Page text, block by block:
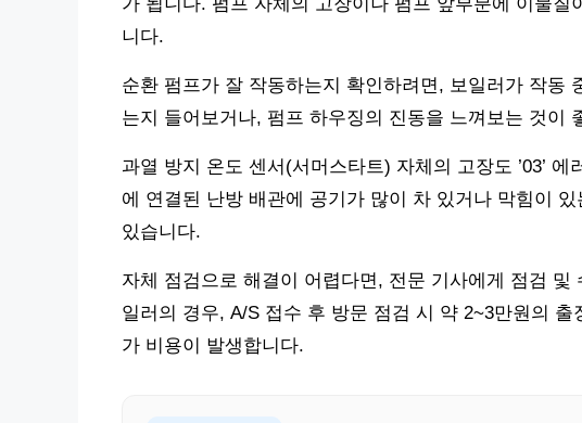
니다.
순환 펌프가 잘 작동하는지 확인하려면, 보일러가 작동
는지 들어보거나, 펌프 하우징의 진동을 느껴보는 것이
과열 방지 온도 센서(서머스타트) 자체의 고장도 ’03’
에 연결된 난방 배관에 공기가 많이 차 있거나 막힘이
있습니다.
자체 점검으로 해결이 어렵다면, 전문 기사에게 점검
일러의 경우, A/S 접수 후 방문 점검 시 약 2~3만원의
가 비용이 발생합니다.